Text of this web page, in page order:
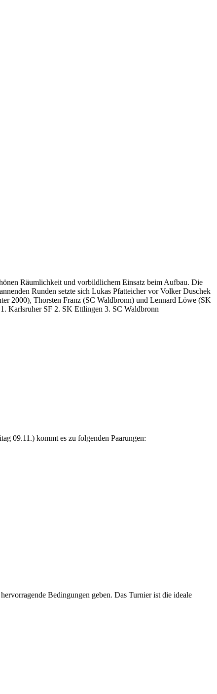
Räumlichkeit und vorbildlichem Einsatz beim Aufbau. Die
Runden setzte sich Lukas Pfatteicher vor Volker Duschek
2000), Thorsten Franz (SC Waldbronn) und Lennard Löwe (SK
Karlsruher SF 2. SK Ettlingen 3. SC Waldbronn
09.11.) kommt es zu folgenden Paarungen:
Bedingungen geben. Das Turnier ist die ideale